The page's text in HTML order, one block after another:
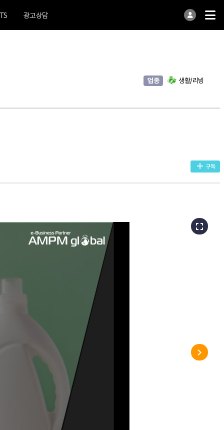
광고상담
업종 생활/리빙
구독